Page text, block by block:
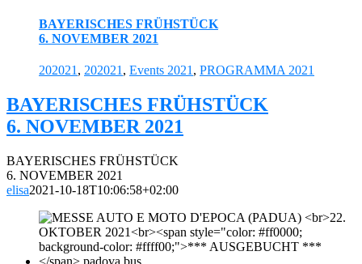
BAYERISCHES FRÜHSTÜCK
6. NOVEMBER 2021
202021 , 202021 , Events 2021 , PROGRAMMA 2021
BAYERISCHES FRÜHSTÜCK
6. NOVEMBER 2021
BAYERISCHES FRÜHSTÜCK
6. NOVEMBER 2021
elisa2021-10-18T10:06:58+02:00